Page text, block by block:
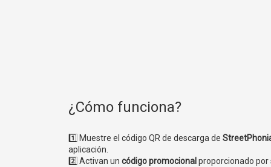
¿Cómo funciona?
1️⃣ Muestre el código QR de descarga de
aplicación.
2️⃣ Activan un código promocional proporcionado por